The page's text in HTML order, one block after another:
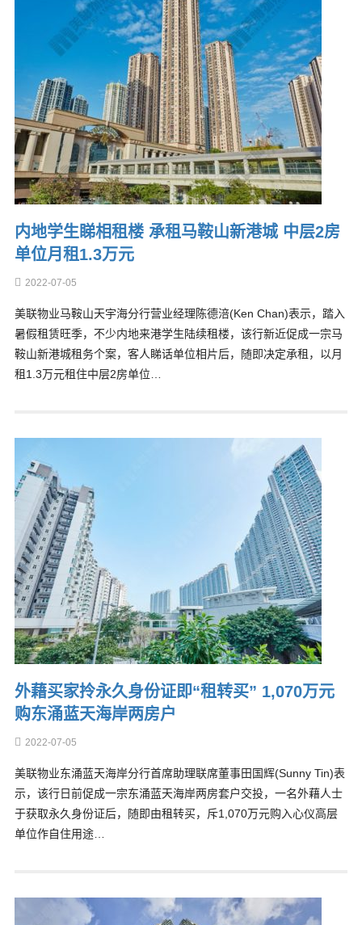
内地学生睇相租楼 承租马鞍山新港城 中层2房
单位月租1.3万元
2022-07-05
美联物业马鞍山天宇海分行营业经理陈德涪(Ken Chan)表示，踏入
暑假租赁旺季，不少内地来港学生陆续租楼，该行新近促成一宗马
鞍山新港城租务个案，客人睇话单位相片后，随即决定承租，以月
租1.3万元租住中层2房单位…
外藉买家拎永久身份证即“租转买” 1,070万元
购东涌蓝天海岸两房户
2022-07-05
美联物业东涌蓝天海岸分行首席助理联席董事田国辉(Sunny Tin)表
示，该行日前促成一宗东涌蓝天海岸两房套户交投，一名外藉人士
于获取永久身份证后，随即由租转买，斥1,070万元购入心仪高层
单位作自住用途…